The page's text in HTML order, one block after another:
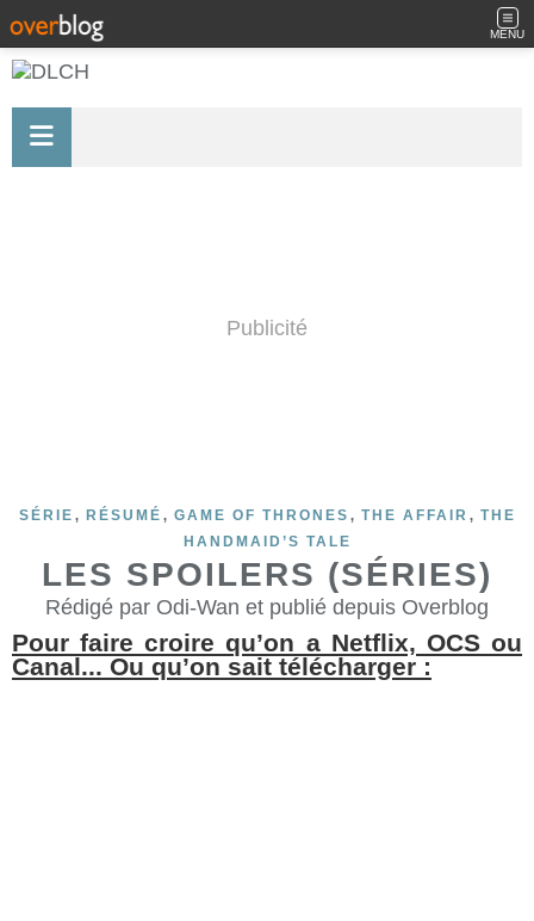
MENU
Publicité
SÉRIE , RÉSUMÉ , GAME OF THRONES , THE AFFAIR , THE
HANDMAID’S TALE
LES SPOILERS (SÉRIES)
Rédigé par Odi-Wan et publié depuis Overblog
Pour faire croire qu’on a Netflix, OCS ou
Canal... Ou qu’on sait télécharger :